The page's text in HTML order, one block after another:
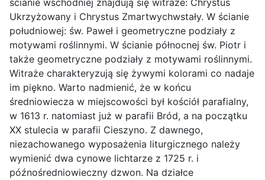
ścianie wschodniej znajdują się witraże: Chrystus
Ukrzyżowany i Chrystus Zmartwychwstały. W ścianie
południowej: św. Paweł i geometryczne podziały z
motywami roślinnymi. W ścianie północnej św. Piotr i
także geometryczne podziały z motywami roślinnymi.
Witraże charakteryzują się żywymi kolorami co nadaje
im piękno. Warto nadmienić, że w końcu
średniowiecza w miejscowości był kościół parafialny,
w 1613 r. natomiast już w parafii Bród, a na początku
XX stulecia w parafii Cieszyno. Z dawnego,
niezachowanego wyposażenia liturgicznego należy
wymienić dwa cynowe lichtarze z 1725 r. i
późnośredniowieczny dzwon. Na działce